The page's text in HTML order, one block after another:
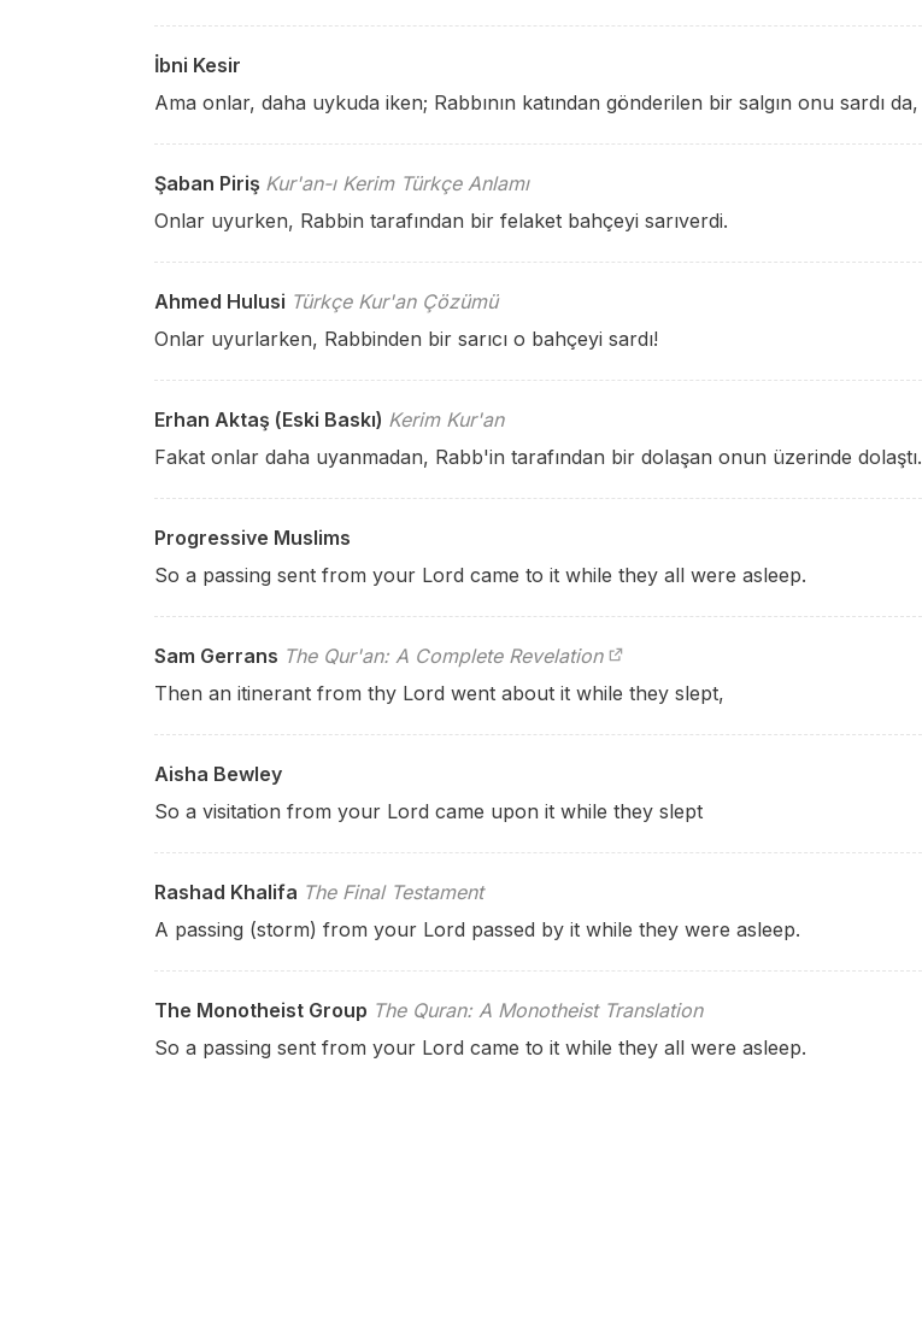
İbni Kesir
Ama onlar, daha uykuda iken; Rabbının katından gönderilen bir salgın onu sardı da,
Şaban Piriş Kur'an-ı Kerim Türkçe Anlamı
Onlar uyurken, Rabbin tarafından bir felaket bahçeyi sarıverdi.
Ahmed Hulusi Türkçe Kur'an Çözümü
Onlar uyurlarken, Rabbinden bir sarıcı o bahçeyi sardı!
Erhan Aktaş (Eski Baskı) Kerim Kur'an
Fakat onlar daha uyanmadan, Rabb'in tarafından bir dolaşan onun üzerinde dolaştı.
Progressive Muslims
So a passing sent from your Lord came to it while they all were asleep.
Sam Gerrans The Qur'an: A Complete Revelation
Then an itinerant from thy Lord went about it while they slept,
Aisha Bewley
So a visitation from your Lord came upon it while they slept
Rashad Khalifa The Final Testament
A passing (storm) from your Lord passed by it while they were asleep.
The Monotheist Group The Quran: A Monotheist Translation
So a passing sent from your Lord came to it while they all were asleep.